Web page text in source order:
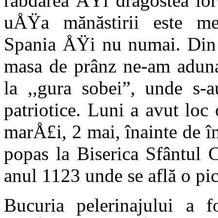
uÅŸa mă­năstirii este
Spania ÅŸi nu numai.
masa de prânz ne-am
la ,,gura sobei”, unde s-
patrio­tice. Luni a avut loc
marÅ£i, 2 mai, înainte de
popas la Biserica Sfântul
anul 1123 unde se află o
Bucuria pelerinajului a